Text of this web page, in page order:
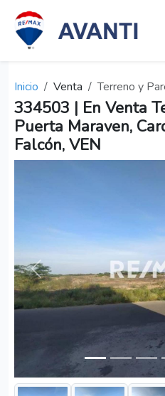
Inicio Venta Terreno y
334503 | En Venta
Puerta Maraven,
Falcón, VEN
Anterior